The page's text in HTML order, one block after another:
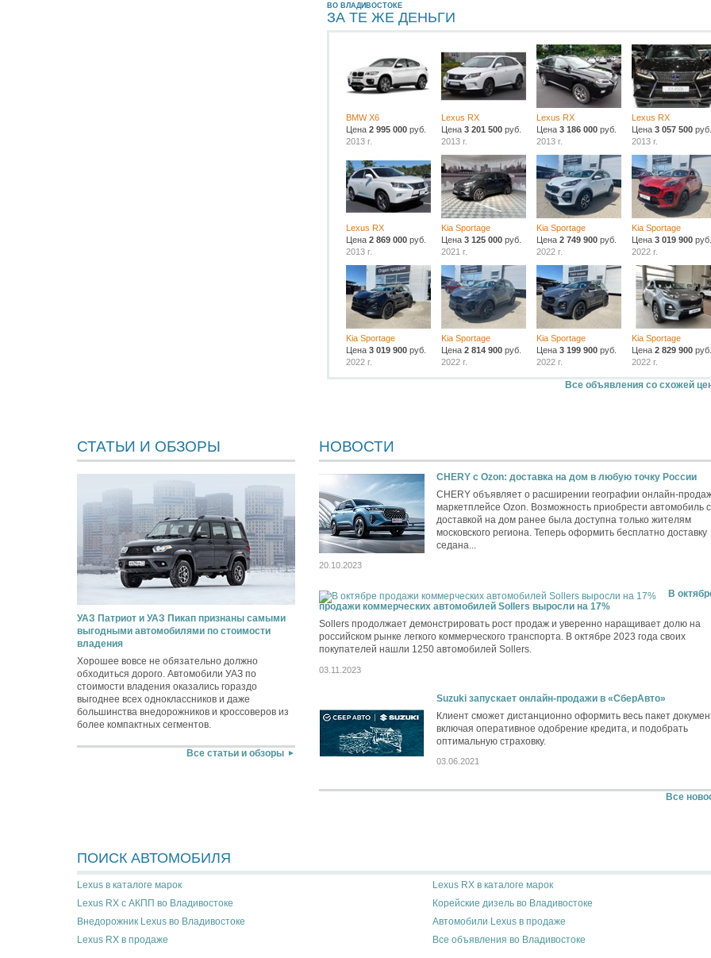
ВО ВЛАДИВОСТОКЕ
ЗА ТЕ ЖЕ ДЕНЬГИ
BMW X6
Цена2 995 000 руб.
2013 г.
Lexus RX
Цена3 201 500 руб.
2013 г.
Lexus RX
Цена 3 186 000руб.
2013 г.
Lexus RX
Цена 3 057 500руб.
2013 г.
Lexus RX
Цена2 869 000 руб.
2013 г.
Kia Sportage
Цена3 125 000 руб.
2021 г.
Kia Sportage
Цена 2 749 900руб.
2022 г.
Kia Sportage
Цена 3 019 900руб.
2022 г.
Kia Sportage
Цена3 019 900 руб.
2022 г.
Kia Sportage
Цена2 814 900 руб.
2022 г.
Kia Sportage
Цена 3 199 900руб.
2022 г.
Kia Sportage
Цена 2 829 900руб.
2022 г.
Все объявления со схожей
СТАТЬИ И ОБЗОРЫ
УАЗ Патриот и УАЗ Пикап признаны самыми
выгодными автомобилями по стоимости
владения
Хорошее вовсе не обязательно должно
обходиться дорого. Автомобили УАЗ по
стоимости владения оказались гораздо
выгоднее всех одноклассников и даже
большинства внедорожников и кроссоверов из
более компактных сегментов.
Все статьи и обзоры
НОВОСТИ
CHERY c Ozon: доставка на дом в любую точку России
CHERY объявляет о расширении географии онлайн-
маркетплейсе Ozon. Возможность приобрести автомобиль с
доставкой на дом ранее была доступна только жителям
московского региона. Теперь оформить бесплатно доставку
седана...
20.10.2023
В
продажи коммерческих автомобилей Sollers выросли на 17%
Sollers продолжает демонстрировать рост продаж и уверенно наращивает долю на
российском рынке легкого коммерческого транспорта. В октябре 2023 года своих
покупателей нашли 1250 автомобилей Sollers.
03.11.2023
Suzuki запускает онлайн-продажи в «СберАвто»
Клиент сможет дистанционно оформить весь пакет
включая оперативное одобрение кредита, и подобрать
оптимальную страховку.
03.06.2021
Все
ПОИСК АВТОМОБИЛЯ
Lexus в каталоге марок
Lexus RX в каталоге марок
Lexus RX с АКПП во Владивостоке
Корейские дизель во Владивостоке
Внедорожник Lexus во Владивостоке
Автомобили Lexus в продаже
Lexus RX в продаже
Все объявления во Владивостоке